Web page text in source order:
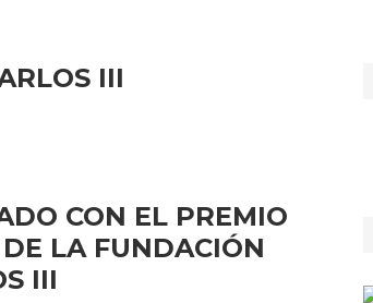
III
CON EL PREMIO
LA FUNDACIÓN
III